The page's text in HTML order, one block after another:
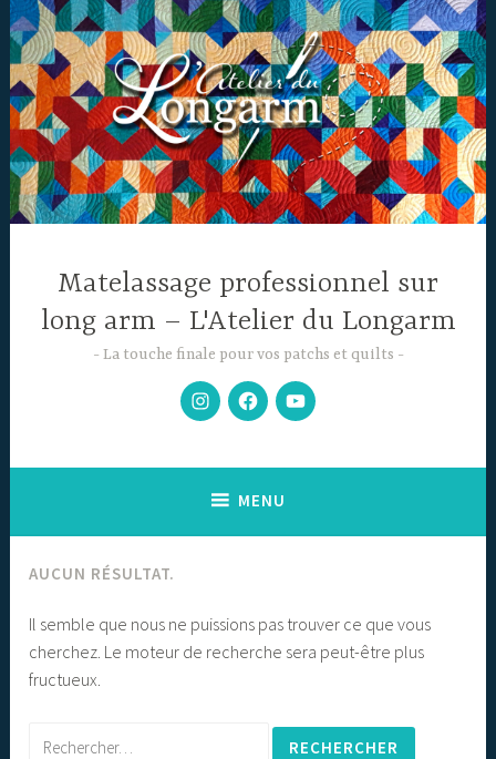
Accéder
au
contenu
principal
Matelassage professionnel sur
long arm – L'Atelier du Longarm
La touche finale pour vos patchs et quilts
Mon
Instagram
Facebook
Chaine
YouTube
MENU
AUCUN RÉSULTAT.
Il semble que nous ne puissions pas trouver ce que vous
cherchez. Le moteur de recherche sera peut-être plus
fructueux.